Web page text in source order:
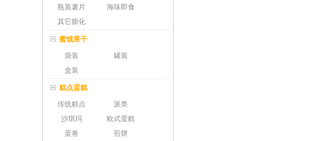
瓶装薯片
海味即食
其它膨化
蜜饯果干
袋装
罐装
盒装
糕点蛋糕
传统糕点
派类
沙琪玛
欧式蛋糕
蛋卷
煎饼